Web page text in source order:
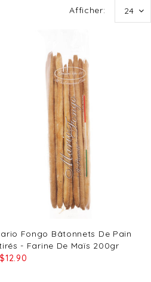
Afficher: 24
Fongo Bâtonnets De Pain
- Farine De Maïs 200gr